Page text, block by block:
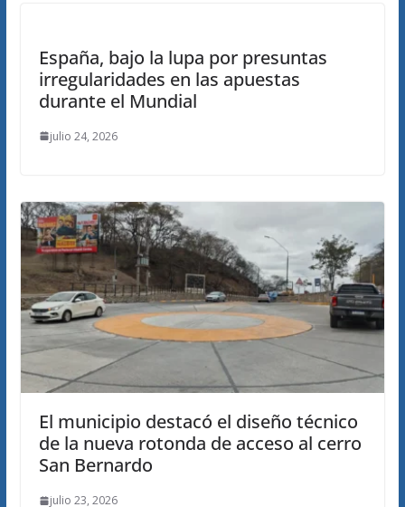
España, bajo la lupa por presuntas
irregularidades en las apuestas
durante el Mundial
julio 24, 2026
El municipio destacó el diseño técnico
de la nueva rotonda de acceso al cerro
San Bernardo
julio 23, 2026